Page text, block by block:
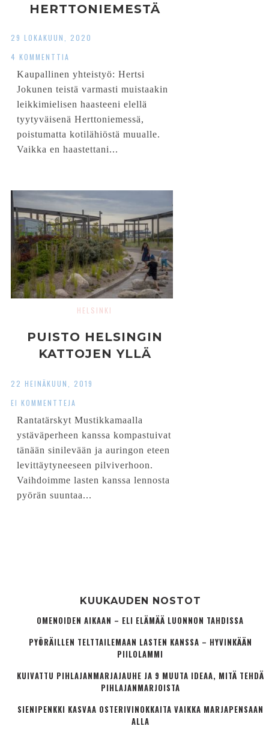
HERTTONIEMESTÄ
29 LOKAKUUN, 2020
4 KOMMENTTIA
Kaupallinen yhteistyö: Hertsi
Jokunen teistä varmasti muistaakin
leikkimielisen haasteeni elellä
tyytyväisenä Herttoniemessä,
poistumatta kotilähiöstä muualle.
Vaikka en haastettani...
HELSINKI
PUISTO HELSINGIN
KATTOJEN YLLÄ
22 HEINÄKUUN, 2019
EI KOMMENTTEJA
Rantatärskyt Mustikkamaalla
ystäväperheen kanssa kompastuivat
tänään sinilevään ja auringon eteen
levittäytyneeseen pilviverhoon.
Vaihdoimme lasten kanssa lennosta
pyörän suuntaa...
KUUKAUDEN NOSTOT
OMENOIDEN AIKAAN – ELI ELÄMÄÄ LUONNON TAHDISSA
PYÖRÄILLEN TELTTAILEMAAN LASTEN KANSSA – HYVINKÄÄN
PIILOLAMMI
KUIVATTU PIHLAJANMARJAJAUHE JA 9 MUUTA IDEAA, MITÄ TEHDÄ
PIHLAJANMARJOISTA
SIENIPENKKI KASVAA OSTERIVINOKKAITA VAIKKA MARJAPENSAAN
ALLA